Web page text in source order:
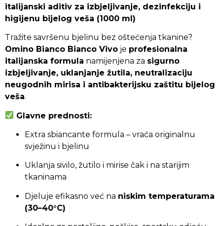
italijanski aditiv za izbjeljivanje, dezinfekciju i
higijenu bijelog veša (1000 ml)
Tražite savršenu bjelinu bez oštećenja tkanine?
Omino Bianco Bianco Vivo je profesionalna
italijanska formula namijenjena za sigurno
izbjeljivanje, uklanjanje žutila, neutralizaciju
neugodnih mirisa i antibakterijsku zaštitu bijelog
veša.
Glavne prednosti:
Extra sbiancante formula – vraća originalnu
svježinu i bjelinu
Uklanja sivilo, žutilo i mirise čak i na starijim
tkaninama
Djeluje efikasno već na niskim temperaturama
(30–40°C)